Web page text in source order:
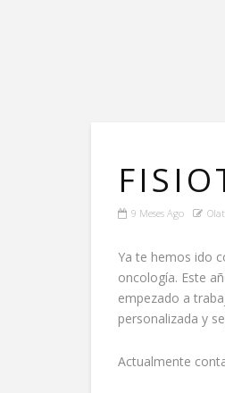
9 Meses Ago
Ya te hemos ido
oncología. Este
empezado a
personalizada y
Actualmente